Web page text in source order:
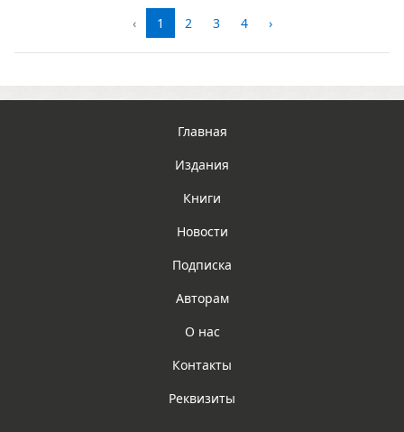
‹ 1 2 3 4 ›
Главная
Издания
Книги
Новости
Подписка
Авторам
О нас
Контакты
Реквизиты